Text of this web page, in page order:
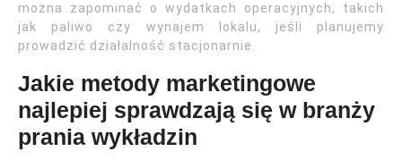
można zapominać o wydatkach operacyjnych, takich
jak paliwo czy wynajem lokalu, jeśli planujemy
prowadzić działalność stacjonarnie.
Jakie metody marketingowe
najlepiej sprawdzają się w branży
prania wykładzin